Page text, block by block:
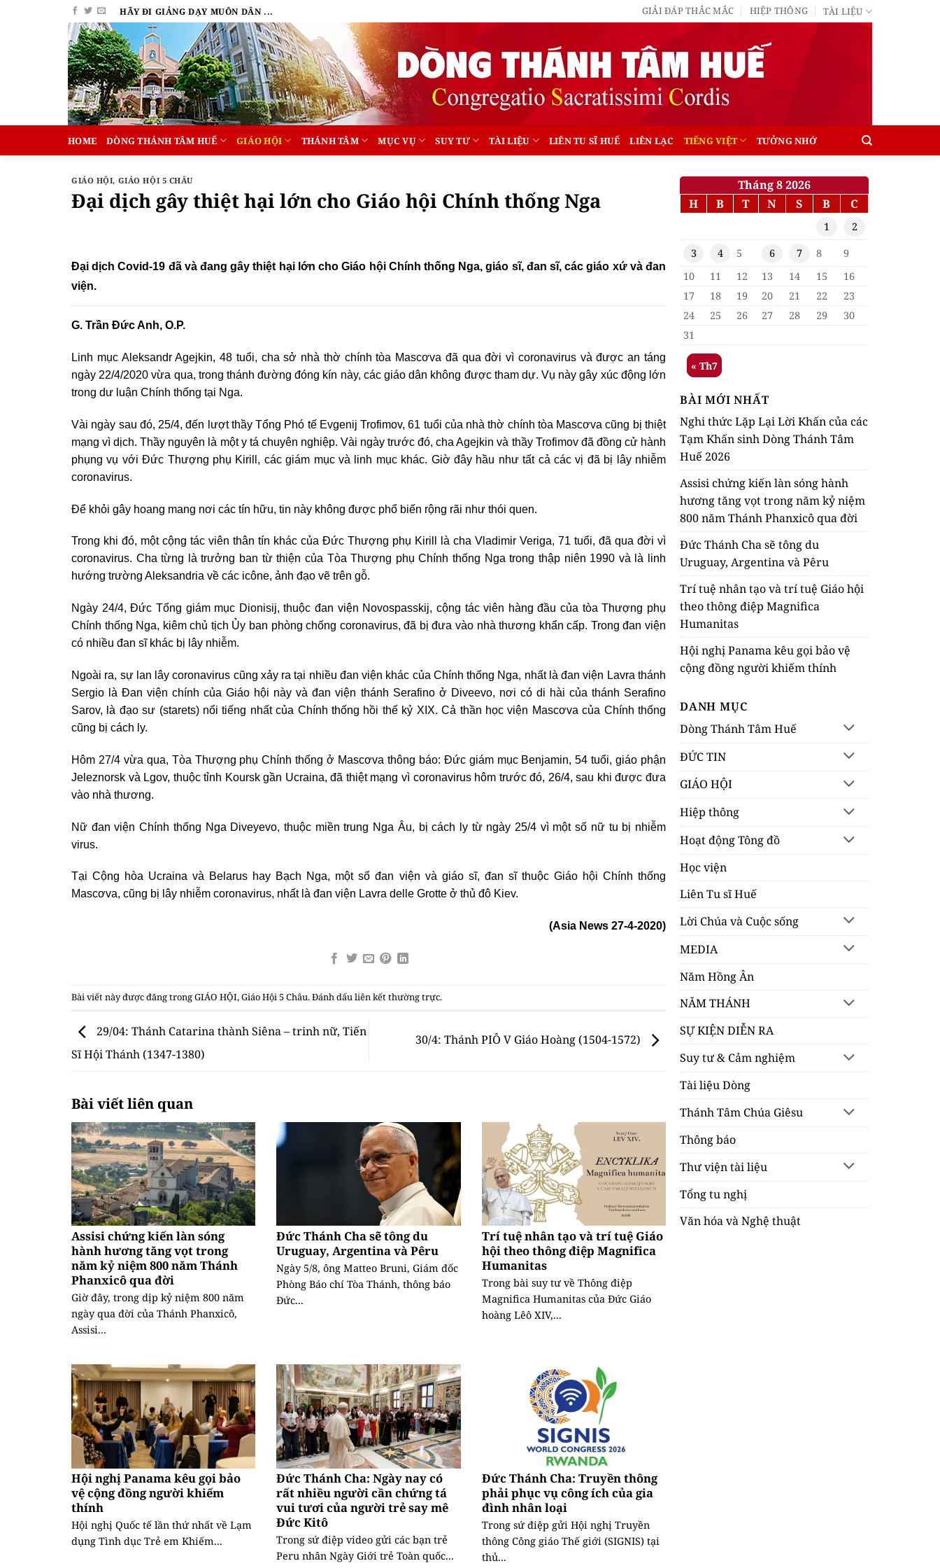
HÃY ĐI GIẢNG DẠY MUÔN DÂN ... GIẢI ĐÁP THẮC MẮC HIỆP THÔNG TÀI LIỆU
HOME DÒNG THÁNH TÂM HUẾ GIÁO HỘI THÁNH TÂM MỤC VỤ SUY TƯ TÀI LIỆU LIÊN TU SĨ HUẾ LIÊN LẠC TIẾNG VIỆT TƯỞNG NHỚ
GIÁO HỘI, GIÁO HỘI 5 CHÂU
Đại dịch gây thiệt hại lớn cho Giáo hội Chính thống Nga
Đại dịch Covid-19 đã và đang gây thiệt hại lớn cho Giáo hội Chính thống Nga, giáo sĩ, đan sĩ, các giáo xứ và đan
viện.
G. Trần Đức Anh, O.P.
Linh mục Aleksandr Agejkin, 48 tuổi, cha sở nhà thờ chính tòa Mascơva đã qua đời vì coronavirus và được an táng
ngày 22/4/2020 vừa qua, trong thánh đường đóng kín này, các giáo dân không được tham dự. Vụ này gây xúc động lớn
trong dư luận Chính thống tại Nga.
Vài ngày sau đó, 25/4, đến lượt thầy Tổng Phó tế Evgenij Trofimov, 61 tuổi của nhà thờ chính tòa Mascơva cũng bị thiệt
mạng vì dịch. Thầy nguyên là một y tá chuyên nghiệp. Vài ngày trước đó, cha Agejkin và thầy Trofimov đã đồng cử hành
phụng vụ với Đức Thượng phụ Kirill, các giám mục và linh mục khác. Giờ đây hầu như tất cả các vị đã bị lây nhiễm
coronavirus.
Để khỏi gây hoang mang nơi các tín hữu, tin này không được phổ biến rộng rãi như thói quen.
Trong khi đó, một cộng tác viên thân tín khác của Đức Thượng phụ Kirill là cha Vladimir Veriga, 71 tuổi, đã qua đời vì
coronavirus. Cha từng là trưởng ban từ thiện của Tòa Thượng phụ Chính thống Nga trong thập niên 1990 và là linh
hướng trường Aleksandria về các icône, ảnh đạo vẽ trên gỗ.
Ngày 24/4, Đức Tổng giám mục Dionisij, thuộc đan viện Novospasskij, cộng tác viên hàng đầu của tòa Thượng phụ
Chính thống Nga, kiêm chủ tịch Ủy ban phòng chống coronavirus, đã bị đưa vào nhà thương khẩn cấp. Trong đan viện
có nhiều đan sĩ khác bị lây nhiễm.
Ngoài ra, sự lan lây coronavirus cũng xảy ra tại nhiều đan viện khác của Chính thống Nga, nhất là đan viện Lavra thánh
Sergio là Đan viện chính của Giáo hội này và đan viện thánh Serafino ở Diveevo, nơi có di hài của thánh Serafino
Sarov, là đạo sư (starets) nổi tiếng nhất của Chính thống hồi thế kỷ XIX. Cả thần học viện Mascơva của Chính thống
cũng bị cách ly.
Hôm 27/4 vừa qua, Tòa Thượng phụ Chính thống ở Mascơva thông báo: Đức giám mục Benjamin, 54 tuổi, giáo phận
Jeleznorsk và Lgov, thuộc tỉnh Koursk gần Ucraina, đã thiệt mạng vì coronavirus hôm trước đó, 26/4, sau khi được đưa
vào nhà thương.
Nữ đan viện Chính thống Nga Diveyevo, thuộc miền trung Nga Âu, bị cách ly từ ngày 25/4 vì một số nữ tu bị nhiễm
virus.
Tại Cộng hòa Ucraina và Belarus hay Bạch Nga, một số đan viện và giáo sĩ, đan sĩ thuộc Giáo hội Chính thống
Mascơva, cũng bị lây nhiễm coronavirus, nhất là đan viện Lavra delle Grotte ở thủ đô Kiev.
(Asia News 27-4-2020)
Bài viết này được đăng trongGIÁO HỘI,Giáo Hội 5 Châu. Đánh dấuliên kết thường trực.
29/04: Thánh Catarina thành Siêna – trinh nữ, Tiến
Sĩ Hội Thánh (1347-1380)
30/4: Thánh PIÔ V Giáo Hoàng (1504-1572)
Bài viết liên quan
Assisi chứng kiến làn sóng
hành hương tăng vọt trong
năm kỷ niệm 800 năm Thánh
Phanxicô qua đời
Giờ đây, trong dịp kỷ niệm 800 năm
ngày qua đời của Thánh Phanxicô,
Assisi...
Đức Thánh Cha sẽ tông du
Uruguay, Argentina và Pêru
Ngày 5/8, ông Matteo Bruni, Giám đốc
Phòng Báo chí Tòa Thánh, thông báo
Đức...
Trí tuệ nhân tạo và trí tuệ Giáo
hội theo thông điệp Magnifica
Humanitas
Trong bài suy tư về Thông điệp
Magnifica Humanitas của Đức Giáo
hoàng Lêô XIV,...
Hội nghị Panama kêu gọi bảo
vệ cộng đồng người khiếm
thính
Hội nghị Quốc tế lần thứ nhất về Lạm
dụng Tình dục Trẻ em Khiếm...
Đức Thánh Cha: Ngày nay có
rất nhiều người cần chứng tá
vui tươi của người trẻ say mê
Đức Kitô
Trong sứ điệp video gửi các bạn trẻ
Peru nhân Ngày Giới trẻ Toàn quốc...
Đức Thánh Cha: Truyền thông
phải phục vụ công ích của gia
đình nhân loại
Trong sứ điệp gửi Hội nghị Truyền
thông Công giáo Thế giới (SIGNIS) tại
thủ...
Tháng 8 2026
H
B T N S B C
1
2
3
4 5 6 7 8
9
10
11 12 13 14 15
16
17
18 19 20 21 22
23
24
25 26 27 28 29
30
31
« Th7
BÀI MỚI NHẤT
Nghi thức Lặp Lại Lời Khấn của các
Tạm Khấn sinh Dòng Thánh Tâm
Huế 2026
Assisi chứng kiến làn sóng hành
hương tăng vọt trong năm kỷ niệm
800 năm Thánh Phanxicô qua đời
Đức Thánh Cha sẽ tông du
Uruguay, Argentina và Pêru
Trí tuệ nhân tạo và trí tuệ Giáo hội
theo thông điệp Magnifica
Humanitas
Hội nghị Panama kêu gọi bảo vệ
cộng đồng người khiếm thính
DANH MỤC
Dòng Thánh Tâm Huế
ĐỨC TIN
GIÁO HỘI
Hiệp thông
Hoạt động Tông đồ
Học viện
Liên Tu sĩ Huế
Lời Chúa và Cuộc sống
MEDIA
Năm Hồng Ân
NĂM THÁNH
SỰ KIỆN DIỄN RA
Suy tư & Cảm nghiệm
Tài liệu Dòng
Thánh Tâm Chúa Giêsu
Thông báo
Thư viện tài liệu
Tổng tu nghị
Văn hóa và Nghệ thuật